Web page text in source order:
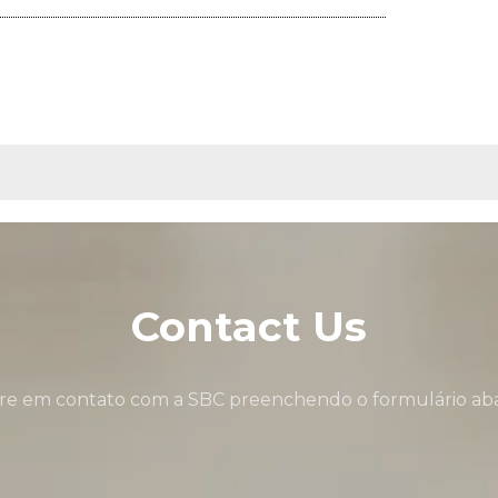
Contact Us
em contato com a SBC preenchendo o formulário